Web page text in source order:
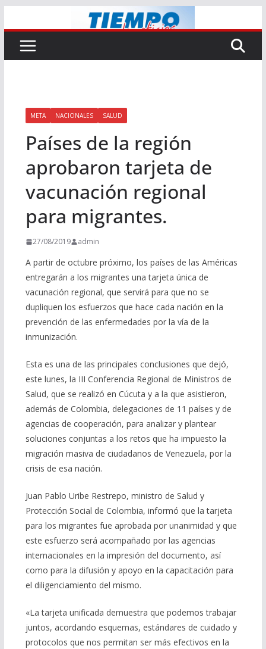
al
contenido
META NACIONALES SALUD
Países de la región
aprobaron tarjeta de
vacunación regional
para migrantes.
27/08/2019 admin
A partir de octubre próximo, los países de las Américas
entregarán a los migrantes una tarjeta única de
vacunación regional, que servirá para que no se
dupliquen los esfuerzos que hace cada nación en la
prevención de las enfermedades por la vía de la
inmunización.
Esta es una de las principales conclusiones que dejó,
este lunes, la III Conferencia Regional de Ministros de
Salud, que se realizó en Cúcuta y a la que asistieron,
además de Colombia, delegaciones de 11 países y de
agencias de cooperación, para analizar y plantear
soluciones conjuntas a los retos que ha impuesto la
migración masiva de ciudadanos de Venezuela, por la
crisis de esa nación.
Juan Pablo Uribe Restrepo, ministro de Salud y
Protección Social de Colombia, informó que la tarjeta
para los migrantes fue aprobada por unanimidad y que
este esfuerzo será acompañado por las agencias
internacionales en la impresión del documento, así
como para la difusión y apoyo en la capacitación para
el diligenciamiento del mismo.
«La tarjeta unificada demuestra que podemos trabajar
juntos, acordando esquemas, estándares de cuidado y
protocolos que nos permitan ser más efectivos en la